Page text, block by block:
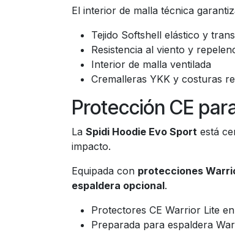
El interior de malla técnica
Tejido Softshell elástico y
Resistencia al viento y
Interior de malla ventilada
Cremalleras YKK y costuras
Protección CE
La Spidi Hoodie Evo Sport está
impacto.
Equipada con protecciones
espaldera opcional.
Protectores CE Warrior Lite
Preparada para espaldera